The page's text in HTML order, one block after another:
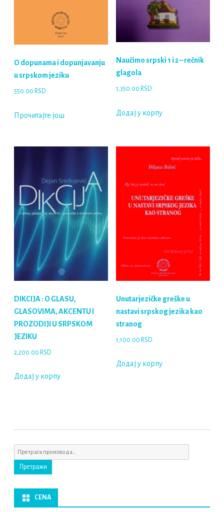
O dopunama i dopunjavanju
u srpskom jeziku
550.00 RSD
Прочитајте још
Naučimo srpski 1 i 2 – rečnik
glagola
1,350.00 RSD
Додај у корпу
DIKCIJA : O GLASU,
GLASOVIMA, AKCENTU I
PROZODIJI U SRPSKOM
JEZIKU
2,200.00 RSD
Додај у корпу
Unutarjezičke greške u
nastavi srpskog jezika kao
stranog
1,100.00 RSD
Додај у корпу
Претрага
за:
Претражи
CENA